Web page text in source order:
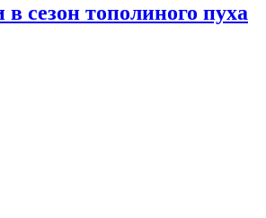
сезон тополиного пуха